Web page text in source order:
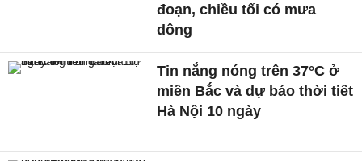
đoạn, chiều tối có mưa
dông
Tin nắng nóng trên 37°C ở
miền Bắc và dự báo thời tiết
Hà Nội 10 ngày